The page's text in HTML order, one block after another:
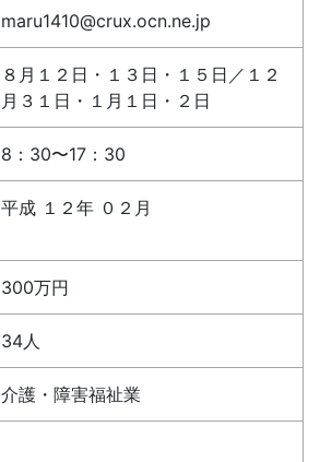
maru1410@crux.ocn.ne.jp
８月１２日・１３日・１５日／１２
月３１日・１月１日・２日
8：30〜17：30
平成 １２年 ０２月
300万円
34人
介護・障害福祉業